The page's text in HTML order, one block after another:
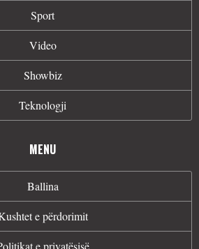
Sport
Video
Showbiz
Teknologji
MENU
Ballina
e përdorimit
e privatësisë